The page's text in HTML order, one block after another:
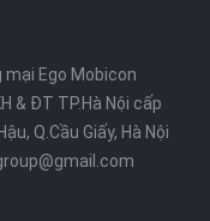
Ego Mobicon
& ĐT TP.Hà Nội cấp
Q.Cầu Giấy, Hà Nội